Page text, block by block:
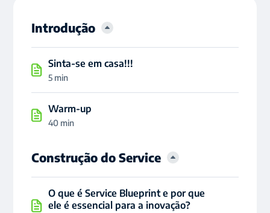
Introdução
Sinta-se em casa!!!
5 min
Warm-up
40 min
Construção do Service
O que é Service Blueprint e por que
ele é essencial para a inovação?